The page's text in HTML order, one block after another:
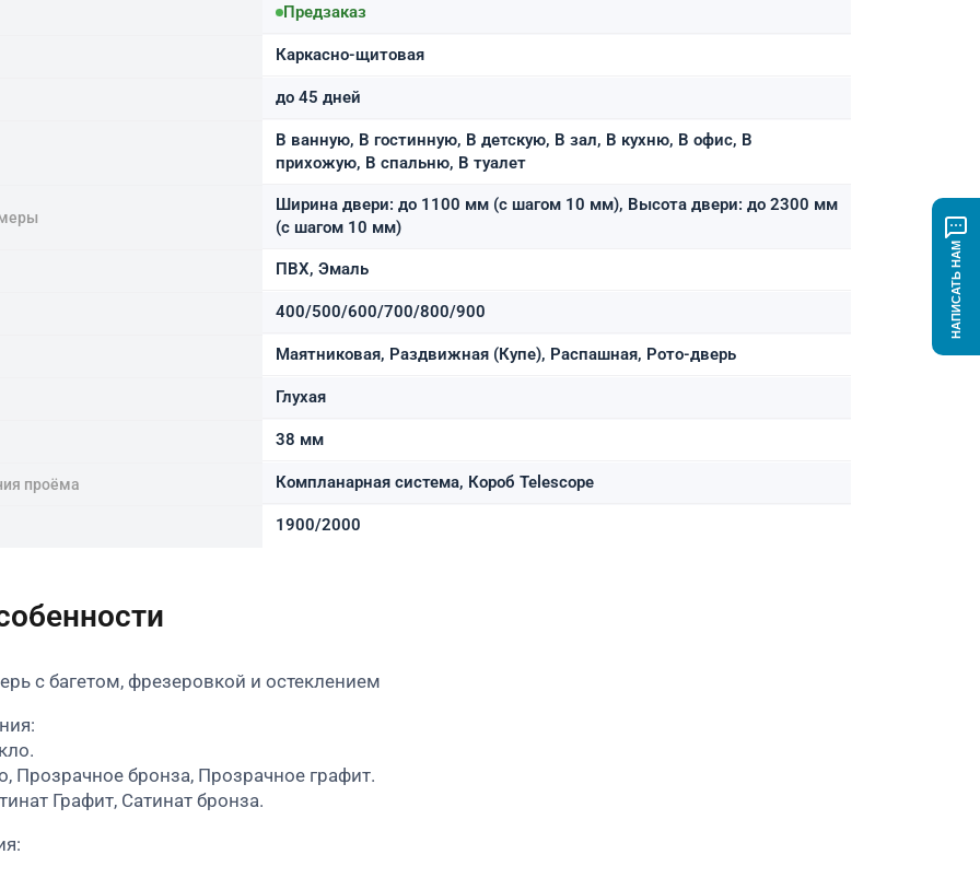
Предзаказ
Каркасно-щитовая
до 45 дней
В ванную, В гостинную, В детскую, В зал, В кухню, В офис, В
прихожую, В спальню, В туалет
Ширина двери: до 1100 мм (с шагом 10 мм), Высота двери: до 2300 мм
(с шагом 10 мм)
ПВХ, Эмаль
400/500/600/700/800/900
Маятниковая, Раздвижная (Купе), Распашная, Рото-дверь
Глухая
38 мм
проёма Компланарная система, Короб Telescope
1900/2000
с багетом, фрезеровкой и остеклением
Прозрачное бронза, Прозрачное графит.
Графит, Сатинат бронза.
НАПИСАТЬ НАМ